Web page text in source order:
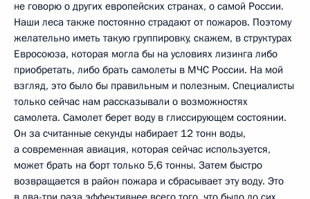
не говорю о других европейских странах, о самой России.
Наши леса также постоянно страдают от пожаров. Поэтому
желательно иметь такую группировку, скажем, в структурах
Евросоюза, которая могла бы на условиях лизинга либо
приобретать, либо брать самолеты в МЧС России. На мой
взгляд, это было бы правильным и полезным. Специалисты
только сейчас нам рассказывали о возможностях
самолета. Самолет берет воду в глиссирующем состоянии.
Он за считанные секунды набирает 12 тонн воды,
а современная авиация, которая сейчас используется,
может брать на борт только 5,6 тонны. Затем быстро
возвращается в район пожара и сбрасывает эту воду. Это